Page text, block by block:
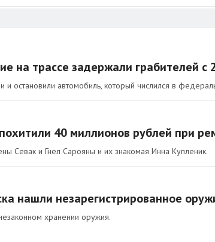
на трассе задержали грабителей с
остановили автомобиль, который числился в
40 миллионов рублей при
Севак и Гнел Сарояны и их знакомая Инна Купленик.
нашли незарегистрированное
хранении оружия.